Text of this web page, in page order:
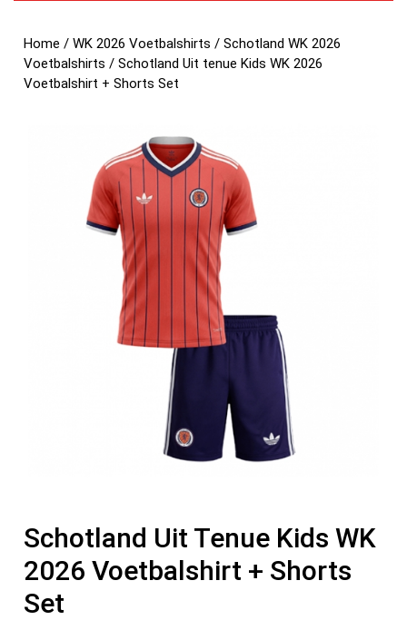
Home /WK 2026 Voetbalshirts /Schotland WK 2026
Voetbalshirts / Schotland Uit tenue Kids WK 2026
Voetbalshirt + Shorts Set
Schotland Uit Tenue Kids WK
2026 Voetbalshirt + Shorts
Set